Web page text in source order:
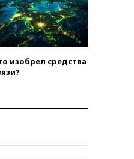
Bloomberg:
США обязали
самолеты Boeing на
В Казани
ребенок погиб при
своих служащих
изобрел средства